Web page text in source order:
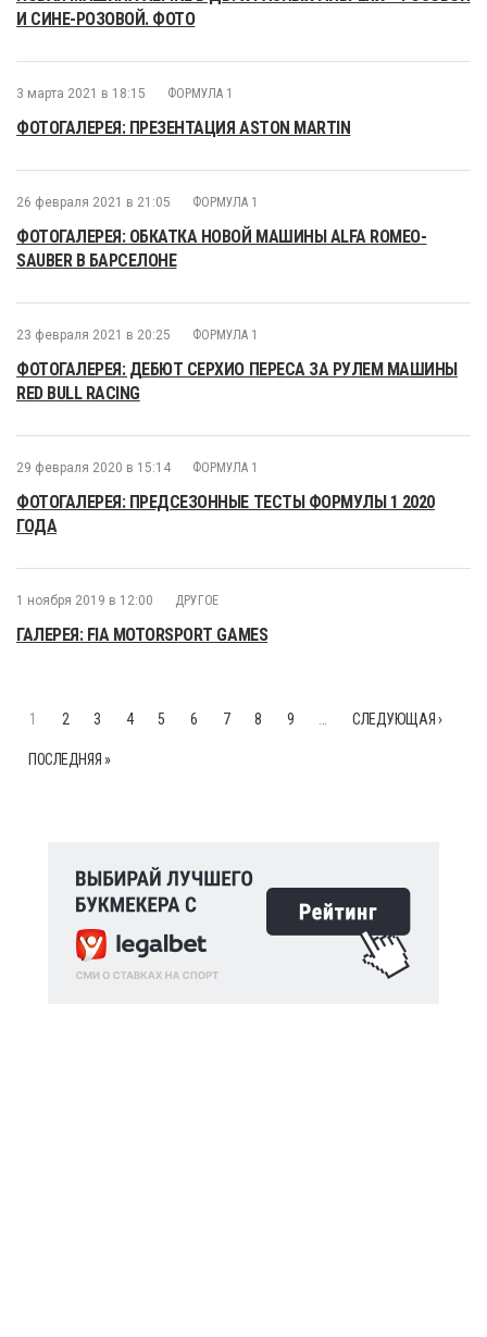
И СИНЕ-РОЗОВОЙ. ФОТО
3 марта 2021 в 18:15 ФОРМУЛА 1
ФОТОГАЛЕРЕЯ: ПРЕЗЕНТАЦИЯ ASTON MARTIN
26 февраля 2021 в 21:05 ФОРМУЛА 1
ФОТОГАЛЕРЕЯ: ОБКАТКА НОВОЙ МАШИНЫ ALFA ROMEO-
SAUBER В БАРСЕЛОНЕ
23 февраля 2021 в 20:25 ФОРМУЛА 1
ФОТОГАЛЕРЕЯ: ДЕБЮТ СЕРХИО ПЕРЕСА ЗА РУЛЕМ МАШИНЫ
RED BULL RACING
29 февраля 2020 в 15:14 ФОРМУЛА 1
ФОТОГАЛЕРЕЯ: ПРЕДСЕЗОННЫЕ ТЕСТЫ ФОРМУЛЫ 1 2020
ГОДА
1 ноября 2019 в 12:00 ДРУГОЕ
ГАЛЕРЕЯ: FIA MOTORSPORT GAMES
1 2 3 4 5 6 7 8 9 СЛЕДУЮЩАЯ ›
ПОСЛЕДНЯЯ »